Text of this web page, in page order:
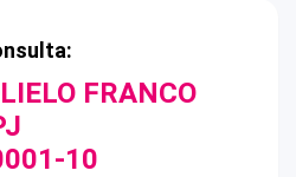
FRANCO
10